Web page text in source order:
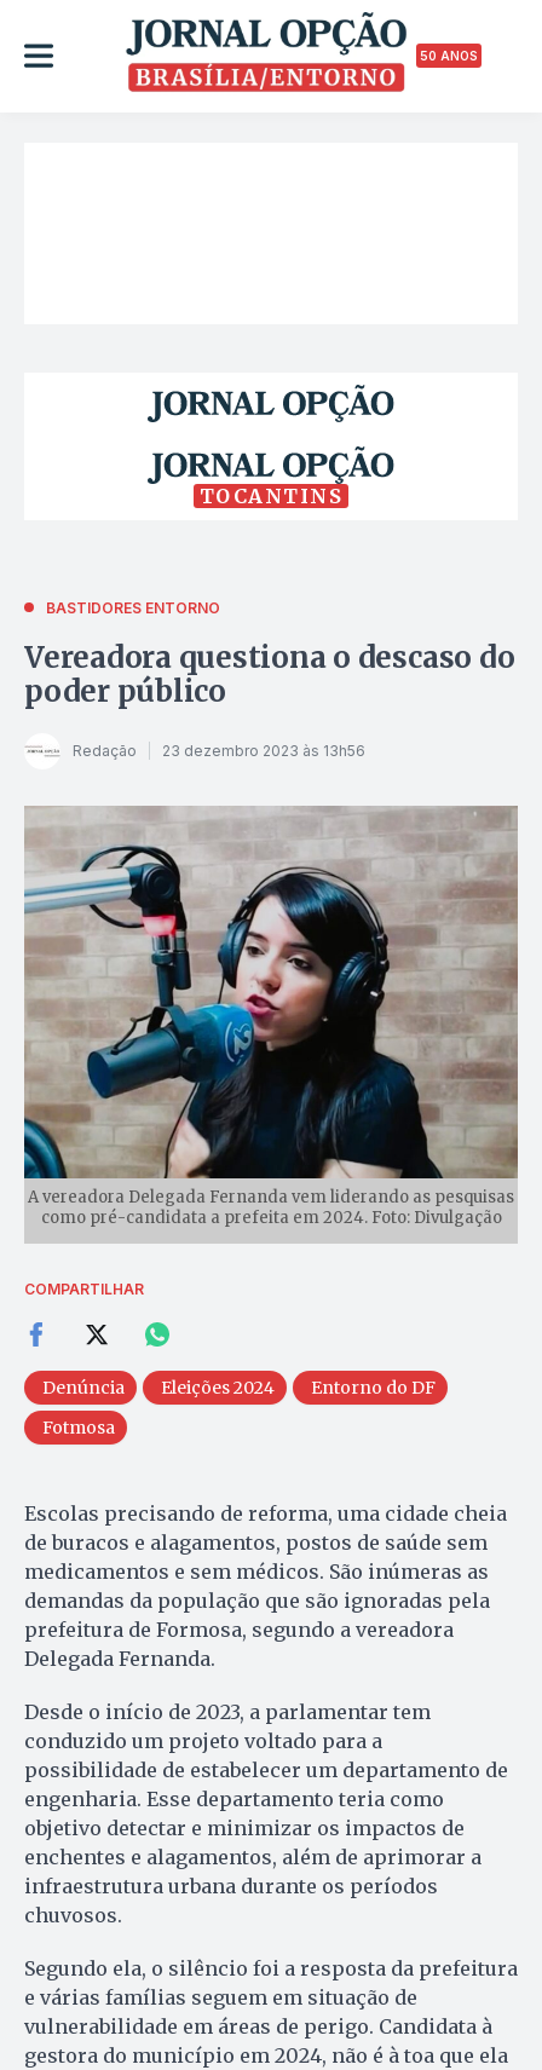
50 ANOS
TOCANTINS
BASTIDORES ENTORNO
Vereadora questiona o descaso do
poder público
Redação 23 dezembro 2023 às 13h56
A vereadora Delegada Fernanda vem liderando as pesquisas
como pré-candidata a prefeita em 2024. Foto: Divulgação
COMPARTILHAR
Denúncia Eleições 2024
Entorno do DF
Fotmosa
Escolas precisando de reforma, uma cidade cheia
de buracos e alagamentos, postos de saúde sem
medicamentos e sem médicos. São inúmeras as
demandas da população que são ignoradas pela
prefeitura de Formosa, segundo a vereadora
Delegada Fernanda.
Desde o início de 2023, a parlamentar tem
conduzido um projeto voltado para a
possibilidade de estabelecer um departamento de
engenharia. Esse departamento teria como
objetivo detectar e minimizar os impactos de
enchentes e alagamentos, além de aprimorar a
infraestrutura urbana durante os períodos
chuvosos.
Segundo ela, o silêncio foi a resposta da prefeitura
e várias famílias seguem em situação de
vulnerabilidade em áreas de perigo. Candidata à
gestora do município em 2024, não é à toa que ela